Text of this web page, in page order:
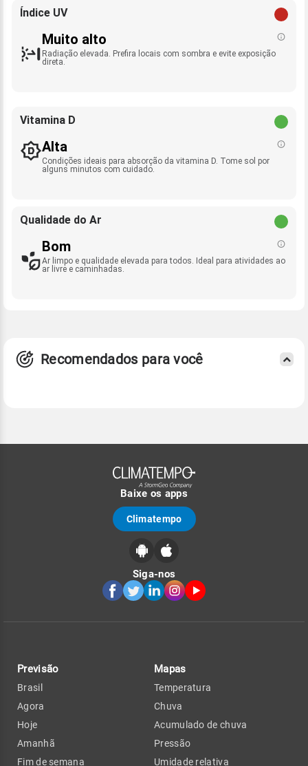
Índice UV
Muito alto
Radiação elevada. Prefira locais com sombra e evite exposição
direta.
Vitamina D
Alta
Condições ideais para absorção da vitamina D. Tome sol por
alguns minutos com cuidado.
Qualidade do Ar
Bom
Ar limpo e qualidade elevada para todos. Ideal para atividades ao
ar livre e caminhadas.
Recomendados para você
Baixe os apps
Climatempo
Siga-nos
Previsão
Brasil
Agora
Hoje
Amanhã
Fim de semana
Mapas
Temperatura
Chuva
Acumulado de chuva
Pressão
Umidade relativa